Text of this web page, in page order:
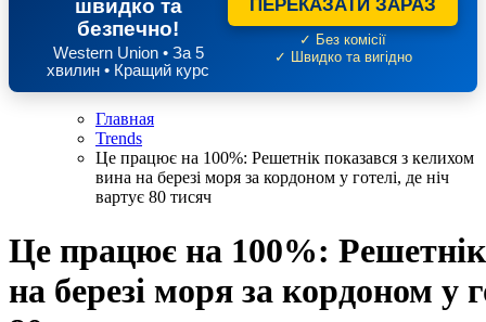
швидко та
безпечно!
Western Union • За 5
хвилин • Кращий курс
ПЕРЕКАЗАТИ ЗАРАЗ
✓ Без комісії
✓ Швидко та вигідно
Главная
Trends
Це працює на 100%: Решетнік показався з келихом
вина на березі моря за кордоном у готелі, де ніч
вартує 80 тисяч
Це працює на 100%:
на березі моря за кордоном у